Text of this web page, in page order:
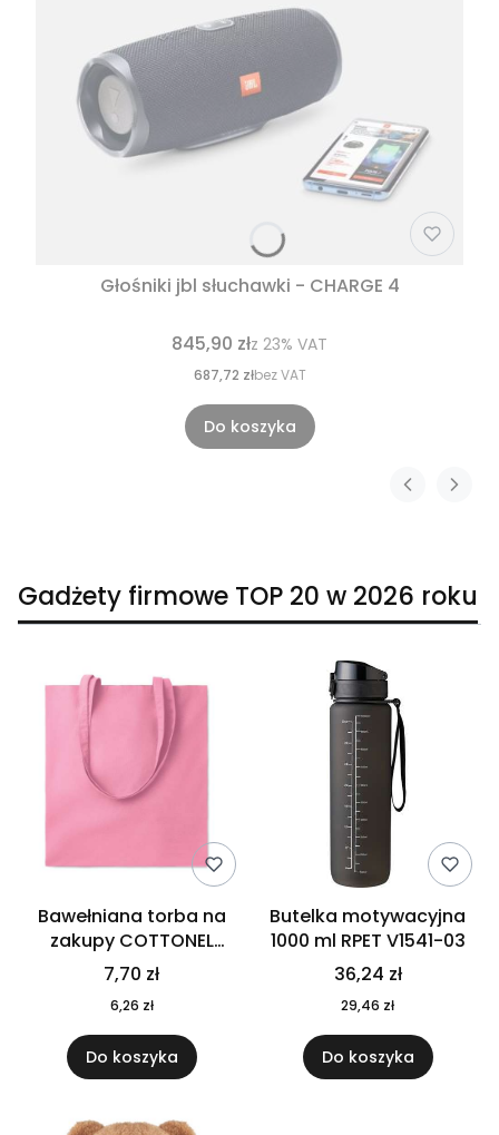
Głośniki jbl słuchawki - CHARGE 4
845,90 złz 23% VAT
687,72 złbez VAT
Do koszyka
Gadżety firmowe TOP 20 w 2026 roku
Bawełniana torba na
zakupy COTTONEL
COLOUR++ MO9846-11
7,70 zł
6,26 zł
Do koszyka
Butelka motywacyjna
1000 ml RPET V1541-03
36,24 zł
29,46 zł
Do koszyka